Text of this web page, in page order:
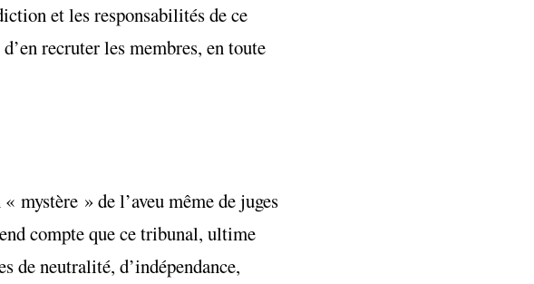
et les responsabilités de ce
recruter les membres, en toute
mystère » de l’aveu même de juges
compte que ce tribunal, ultime
de neutralité, d’indépendance,